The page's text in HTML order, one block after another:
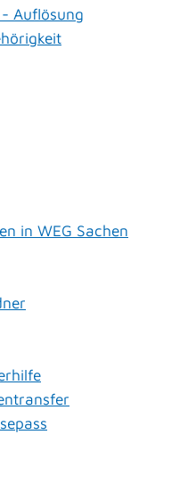
Auflösung
in WEG Sachen